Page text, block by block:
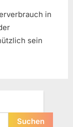
in
sein
Suchen